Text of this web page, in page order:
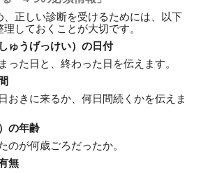
正しい診断を受けるためには、以下
しておくことが大切です。
ゅうげっけい）の日付
った日と、終わった日を伝えます。
おきに来るか、何日間続くかを伝えま
の年齢
のが何歳ごろだったか。
無